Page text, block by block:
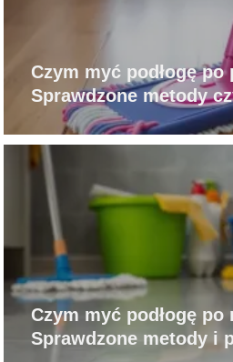
Czym myć podłogę po
Sprawdzone metody
Czym myć podłogę po
Sprawdzone metody i